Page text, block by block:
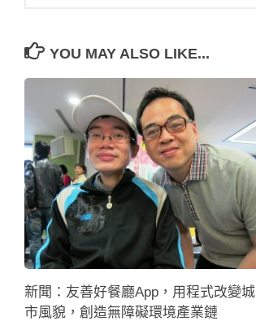
YOU MAY ALSO LIKE...
新聞：友善好餐廳App，用程式改變城
市風貌，創造無障礙環境產業鏈